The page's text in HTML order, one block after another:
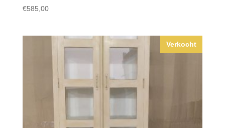
€585,00
Verkocht